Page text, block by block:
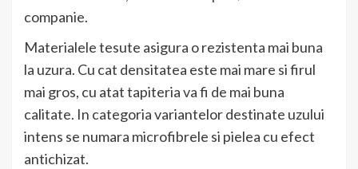
companie.
Materialele tesute asigura o rezistenta mai buna
la uzura. Cu cat densitatea este mai mare si firul
mai gros, cu atat tapiteria va fi de mai buna
calitate. In categoria variantelor destinate uzului
intens se numara microfibrele si pielea cu efect
antichizat.